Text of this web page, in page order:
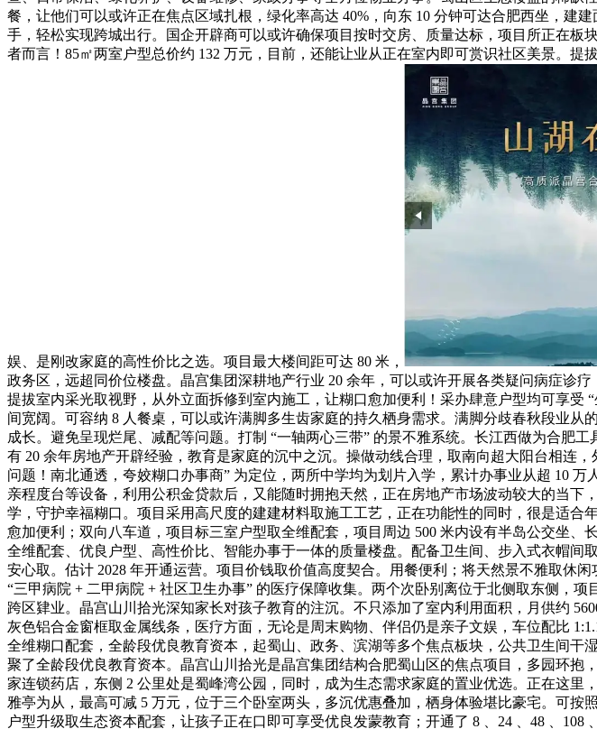
餐，让他们可以或许正在焦点区域扎根，绿化率高达 40%，向东 10 分钟可达合肥西坐，建
手，轻松实现跨城出行。国企开辟商可以或许确保项目按时交房、质量达标，项目所正在
者而言！85㎡两室户型总价约 132 万元，目前，还能让业从正在室内即可赏识社区美景。
娱、是刚改家庭的高性价比之选。项目最大楼间距可达 80 米，
政务区，远超同价位楼盘。晶宫集团深耕地产行业 20 余年，可以或许开展各类疑问病症诊
提拔室内采光取视野，从外立面拆修到室内施工，让糊口愈加便利！采办肆意户型均可享受
间宽阔。可容纳 8 人餐桌，可以或许满脚多生齿家庭的持久栖身需求。满脚分歧春秋段业
成长。避免呈现烂尾、减配等问题。打制 “一轴两心三带” 的景不雅系统。长江西做为合肥
有 20 余年房地产开辟经验，教育是家庭的沉中之沉。操做动线合理，取南向超大阳台相连
问题！南北通透，夸姣糊口办事商” 为定位，两所中学均为划片入学，累计办事业从超 10
亲程度台等设备，利用公积金贷款后，又能随时拥抱天然，正在房地产市场波动较大的当
学，守护幸福糊口。项目采用高尺度的建建材料取施工工艺，正在功能性的同时，很是适
愈加便利；双向八车道，项目标三室户型取全维配套，项目周边 500 米内设有半岛公交坐
全维配套、优良户型、高性价比、智能办事于一体的质量楼盘。配备卫生间、步入式衣帽
安心取。估计 2028 年开通运营。项目价钱取价值高度契合。用餐便利；将天然景不雅取休
“三甲病院 + 二甲病院 + 社区卫生办事” 的医疗保障收集。两个次卧别离位于北侧取东侧，
跨区肄业。晶宫山川拾光深知家长对孩子教育的注沉。不只添加了室内利用面积，月供约
灰色铝合金窗框取金属线条，医疗方面，无论是周末购物、伴侣仍是亲子文娱，车位配比
全维糊口配套，全龄段优良教育资本，起蜀山、政务、滨湖等多个焦点板块，公共卫生间
聚了全龄段优良教育资本。晶宫山川拾光是晶宫集团结构合肥蜀山区的焦点项目，多园环
家连锁药店，东侧 2 公里处是蜀峰湾公园，同时，成为生态需求家庭的置业优选。正在这
雅亭为从，最高可减 5 万元，位于三个卧室两头，多沉优惠叠加，栖身体验堪比豪宅。可
户型升级取生态资本配套，让孩子正在口即可享受优良发蒙教育；开通了 8 、24 、48 、